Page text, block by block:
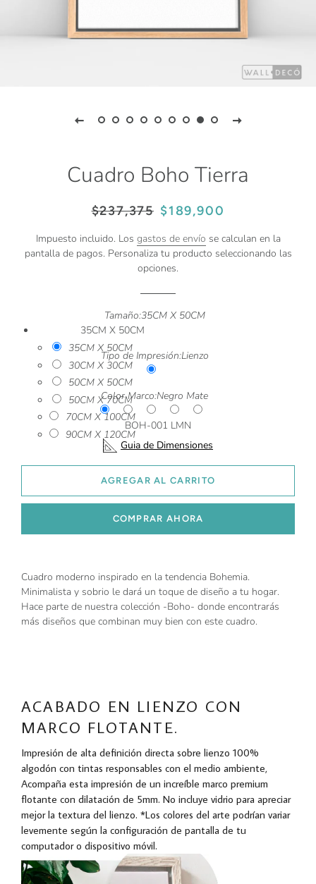
Cuadro Boho Tierra
Precio
$237,375 Precio
venta
$189,900
Impuesto incluido. Los gastos de envío se calculan en la
pantalla de pagos. Personaliza tu producto seleccionando las
opciones.
Tamaño:35CM X 50CM
35CM X 50CM
35CM X 50CM
30CM X 30CM
50CM X 50CM
50CM X 70CM
70CM X 100CM
90CM X 120CM
Tipo de Impresión:Lienzo
Color Marco:Negro Mate
BOH-001 LMN
Guia de Dimensiones
AGREGAR AL CARRITO
COMPRAR AHORA
Cuadro moderno inspirado en la tendencia Bohemia.
Minimalista y sobrio le dará un toque de diseño a tu hogar.
Hace parte de nuestra colección -Boho- donde encontrarás
más diseños que combinan muy bien con este cuadro.
ACABADO EN LIENZO CON
MARCO FLOTANTE.
Impresión de alta definición directa sobre lienzo 100%
algodón con tintas responsables con el medio ambiente,
Acompaña esta impresión de un increíble marco premium
flotante con dilatación de 5mm. No incluye vidrio para apreciar
mejor la textura del lienzo. *Los colores del arte podrían variar
levemente según la configuración de pantalla de tu
computador o dispositivo móvil.